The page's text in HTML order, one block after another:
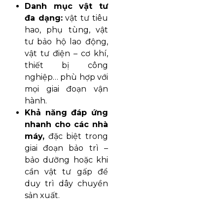
Danh mục vật tư
đa dạng:vật tư tiêu
hao, phụ tùng, vật
tư bảo hộ lao động,
vật tư điện – cơ khí,
thiết bị công
nghiệp… phù hợp với
mọi giai đoạn vận
hành.
Khả năng đáp ứng
nhanh cho các nhà
máy, đặc biệt trong
giai đoạn bảo trì –
bảo dưỡng hoặc khi
cần vật tư gấp để
duy trì dây chuyền
sản xuất.